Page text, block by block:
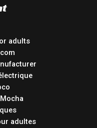
adults
adultes